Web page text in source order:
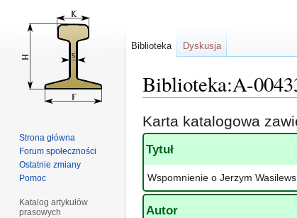
Biblioteka:A-
Przejdź
do
nawigacji
Przejdź
do
wyszukiwania
Karta katalogowa
Tytuł
Wspomnienie o Jerzym
Autor
Biblioteka Dyskusja
Strona główna
Forum społeczności
Ostatnie zmiany
Pomoc
Katalog artykułów
prasowych